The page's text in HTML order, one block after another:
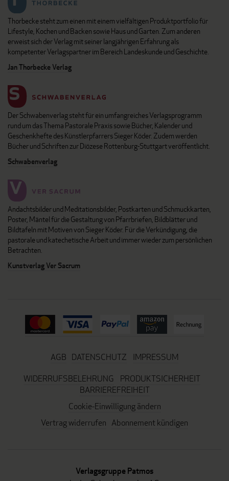
Thorbecke steht zum einen mit einem vielfältigen Produktportfolio für
Lifestyle, Kochen und Backen sowie Haus und Garten. Zum anderen
erweist sich der Verlag mit seiner langjährigen Erfahrung als
kompetenter Verlagspartner im Bereich Landeskunde und Geschichte.
Jan Thorbecke Verlag
Der Schwabenverlag steht für ein umfangreiches Verlagsprogramm
rund um das Thema Pastorale Praxis sowie Bücher, Kalender und
Geschenkhefte des Künstlerpfarrers Sieger Köder. Zudem werden
Bücher und Schriften zur Diözese Rottenburg-Stuttgart veröffentlicht.
Schwabenverlag
Andachtsbilder und Meditationsbilder, Postkarten und Schmuckkarten,
Poster, Mäntel für die Gestaltung von Pfarrbriefen, Bildblätter und
Bildtafeln mit Motiven von Sieger Köder. Für die Verkündigung, die
pastorale und katechetische Arbeit und immer wieder zum persönlichen
Betrachten.
Kunstverlag Ver Sacrum
AGB DATENSCHUTZ
IMPRESSUM
WIDERRUFSBELEHRUNG
PRODUKTSICHERHEIT
BARRIEREFREIHEIT
Cookie-Einwilligung ändern
Vertrag widerrufen Abonnement kündigen
Verlagsgruppe Patmos